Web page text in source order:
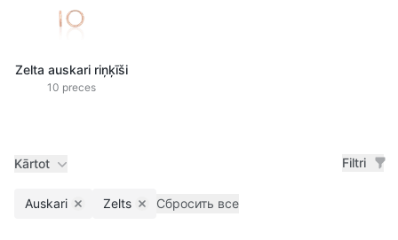
Zelta auskari riņķīši
10 preces
Kārtot Filtri
Auskari Remove filter
Zelts Remove filter
Сбросить все